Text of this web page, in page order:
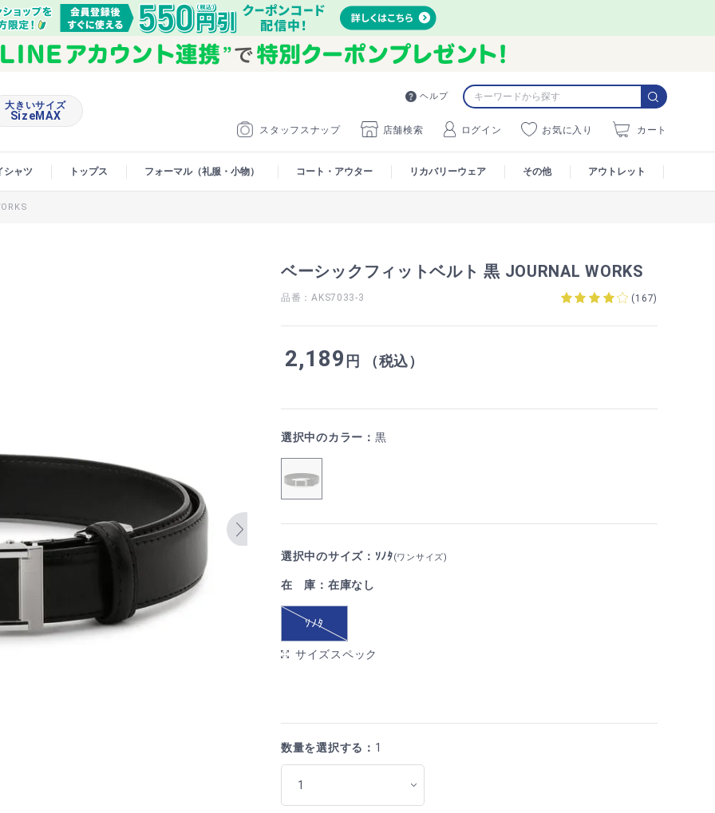
ヘルプ
スタッフスナップ 店舗検索 ログイン お気に入り カート
大きいサイズ
SizeMAX
シャツ トップス フォーマル（礼服・小物） コート・アウター リカバリーウェア その他 アウトレット
ベーシックフィットベルト 黒 JOURNAL WORKS
品番：AKS7033-3 (167)
2,189 円 （税込）
選択中のカラー： 黒
選択中のサイズ：ｿﾉﾀ(ワンサイズ)
在 庫：在庫なし
ｿﾉﾀ
サイズスペック
数量を選択する： 1